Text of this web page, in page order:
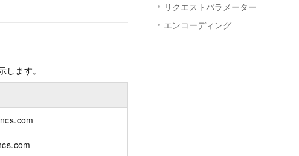
ます。
リクエストパラメーター
エンコーディング